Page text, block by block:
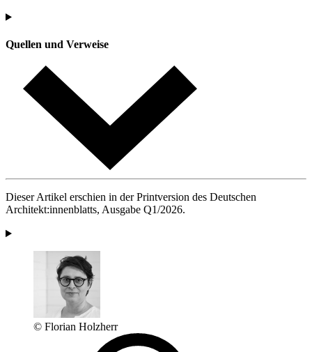
Quellen und Verweise
Dieser Artikel erschien in der Printversion des Deutschen
Architekt:innenblatts, Ausgabe Q1/2026.
© Florian Holzherr